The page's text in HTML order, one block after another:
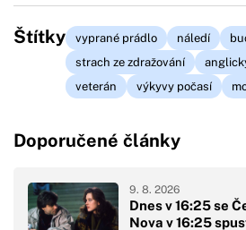
Štítky vyprané prádlo náledí
strach ze zdražování
veterán
výkyvy počasí
Doporučené články
Dnes v 16:25 se
Nova v 16:25
9. 8. 2026